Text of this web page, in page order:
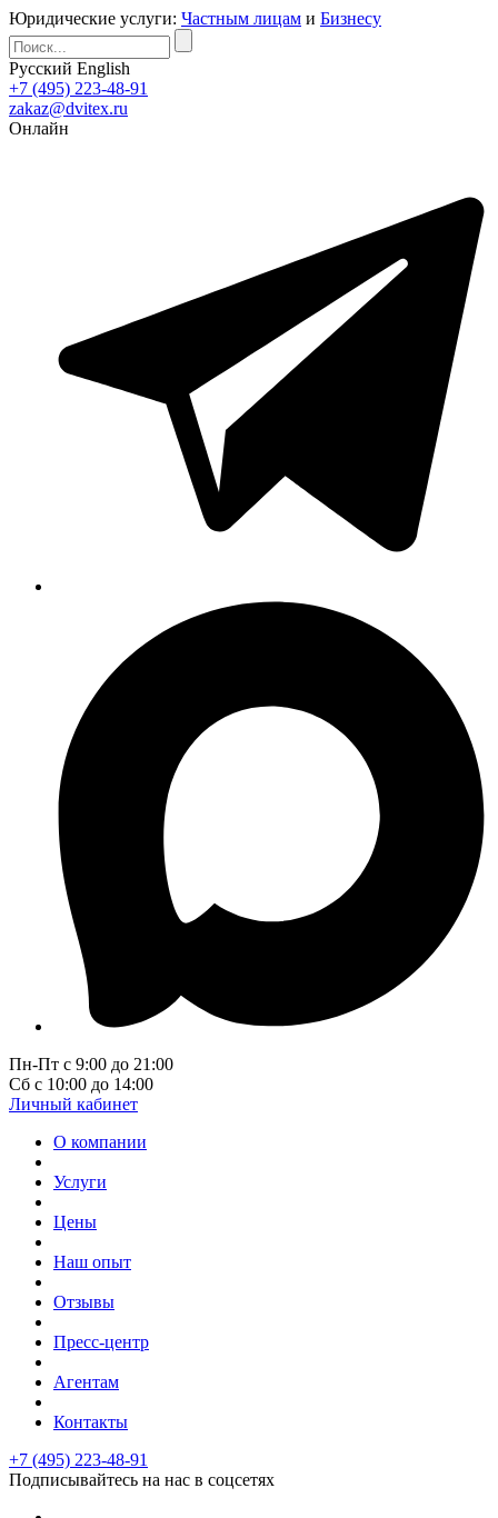
Юридические услуги: Частным лицам и Бизнесу
Русский English
+7 (495) 223-48-91
zakaz@dvitex.ru
Онлайн
Пн-Пт с 9:00 до 21:00
Сб с 10:00 до 14:00
Личный кабинет
О компании
Услуги
Цены
Наш опыт
Отзывы
Пресс-центр
Агентам
Контакты
+7 (495) 223-48-91
Подписывайтесь на нас в соцсетях